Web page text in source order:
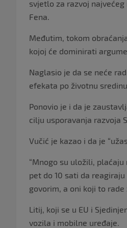
svjetlo za razvoj
Fena.
Međutim, tokom
kojoj će dominirati
Naglasio je da se neće
efekata po životnu
Ponovio je i da je
cilju usporavanja razvoja
Vučić je kazao i da je
“Mnogo su uložili, plaćaju
pet do 10 sati da
govorim, a oni koji to rade
Litij, koji se u EU i
vozila i mobilne uređaje.